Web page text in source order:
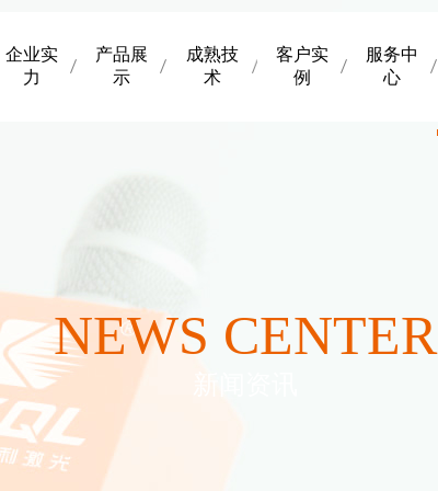
企业实
力
产品展
示
成熟技
术
客户实
例
服务中
心
NEWS CENTER